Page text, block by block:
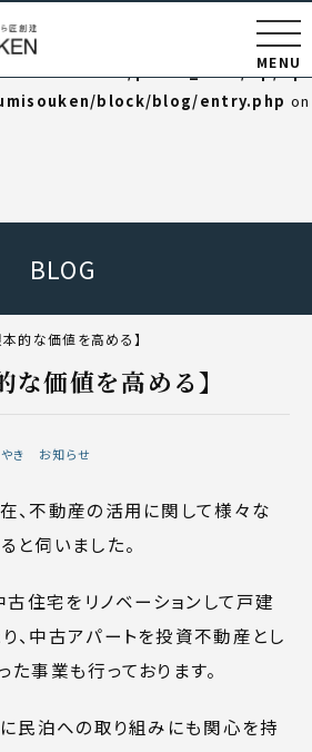
$category_html in
public_html/wp/wp-
block/blog/entry.php on
BLOG
本的な価値を高める】
な価値を高める】
き お知らせ
、不動産の活用に関して様々な
と伺いました。
古住宅をリノベーションして戸建
、中古アパートを投資不動産とし
事業も行っております。
民泊への取り組みにも関心を持
MENU